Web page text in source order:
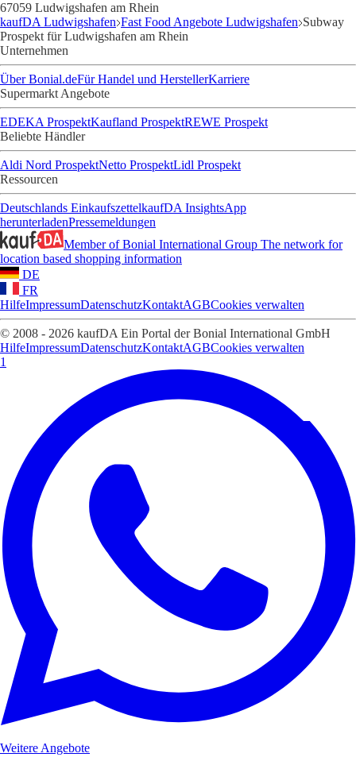
67059 Ludwigshafen am Rhein
kaufDA Ludwigshafen Fast Food Angebote Ludwigshafen Subway
Prospekt für Ludwigshafen am Rhein
Unternehmen
Über Bonial.deFür Handel und HerstellerKarriere
Supermarkt Angebote
EDEKA ProspektKaufland ProspektREWE Prospekt
Beliebte Händler
Aldi Nord ProspektNetto ProspektLidl Prospekt
Ressourcen
Deutschlands EinkaufszettelkaufDA InsightsApp
herunterladenPressemeldungen
Member of Bonial International Group The network for
location based shopping information
DE
FR
HilfeImpressumDatenschutzKontaktAGBCookies verwalten
© 2008 - 2026 kaufDA Ein Portal der Bonial International GmbH
HilfeImpressumDatenschutzKontaktAGBCookies verwalten
1
Weitere Angebote